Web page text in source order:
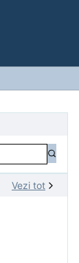
Vezi tot